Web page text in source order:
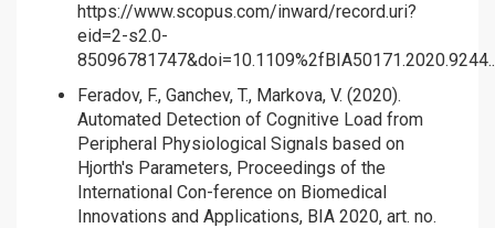
https://www.scopus.com/inward/record.uri?
eid=2-s2.0-
Feradov, F., Ganchev, T., Markova, V. (2020).
Automated Detection of Cognitive Load from
Peripheral Physiological Signals based on
Hjorth's Parameters, Proceedings of the
International Con-ference on Biomedical
Innovations and Applications, BIA 2020, art. no.